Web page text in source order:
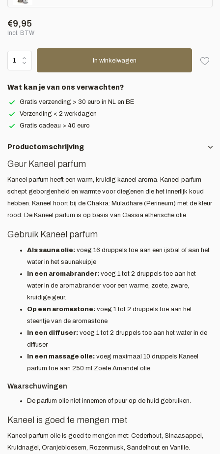
€9,95
Incl. BTW
In winkelwagen
Wat kan je van ons verwachten?
Gratis verzending > 30 euro in NL en BE
Verzending < 2 werkdagen
Gratis cadeau > 40 euro
Productomschrijving
Geur Kaneel parfum
Kaneel parfum heeft een warm, kruidig kaneel aroma. Kaneel parfum
schept geborgenheid en warmte voor diegenen die het innerlijk koud
hebben. Kaneel hoort bij de Chakra: Muladhare (Perineum) met de kleur
rood. De Kaneel parfum is op basis van Cassia etherische olie.
Gebruik Kaneel parfum
Als sauna olie: voeg 16 druppels toe aan een ijsbal of aan het
water in het saunakuipje
In een aromabrander: voeg 1 tot 2 druppels toe aan het
water in de aromabrander voor een warme, zoete, zware,
kruidige geur.
Op een aromastone: voeg 1 tot 2 druppels toe aan het
steentje van de aromastone
In een diffuser: voeg 1 tot 2 druppels toe aan het water in de
diffuser
In een massage olie: voeg maximaal 10 druppels Kaneel
parfum toe aan 250 ml Zoete Amandel olie.
Waarschuwingen
De parfum olie niet innemen of puur op de huid gebruiken.
Kaneel is goed te mengen met
Kaneel parfum olie is goed te mengen met: Cederhout, Sinaasappel,
Kruidnagel, Oranjebloesem, Rozenmusk, Sandelhout en Vanille.